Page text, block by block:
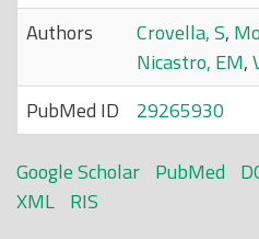
Authors Crovella, S,
Nicastro, EM,
PubMed ID
29265930
Google Scholar PubMed
XML RIS